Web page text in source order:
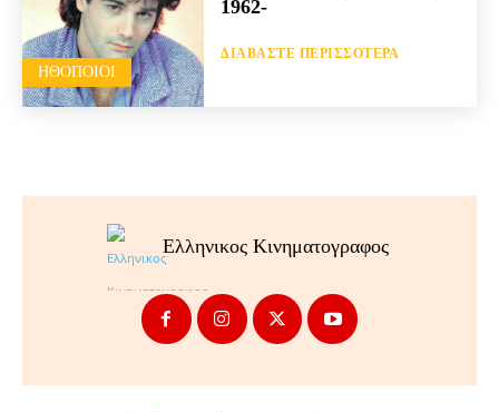
HΘΟΠΟΙΟΊ
1962-
ΔΙΑΒΆΣΤΕ ΠΕΡΙΣΣΌΤΕΡΑ
Ελληνικος Κινηματογραφος